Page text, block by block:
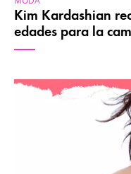
Kim Kardashian
edades para la